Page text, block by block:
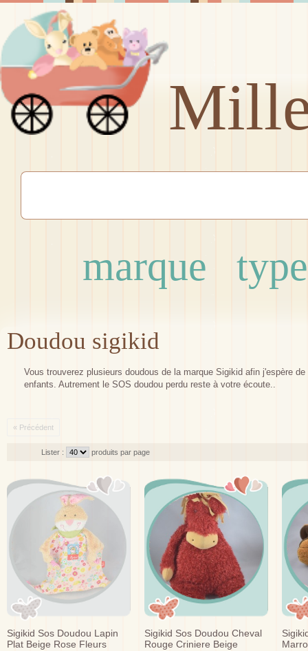
marque type
Doudou sigikid
Vous trouverez plusieurs doudous de la marque Sigikid afin j'espère
enfants. Autrement le SOS doudou perdu reste à votre écoute..
« Précédent
Lister : produits par page
Sigikid Sos Doudou Lapin
Plat Beige Rose Fleurs
Sigikid Sos Doudou Cheval
Rouge Criniere Beige